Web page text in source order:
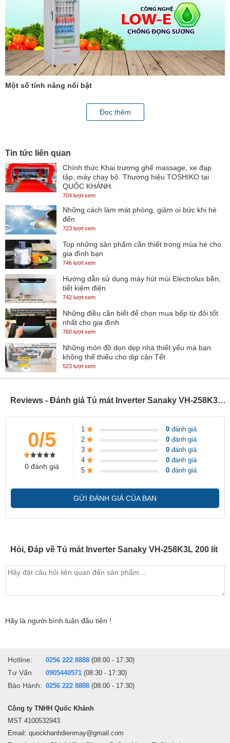
Một số tính năng nổi bật
VH-258K3L tích hợp công nghệ inverter, giúp tiết kiệm điện năng
tiêu thụ lên tới 50% so với những dòng tủ thông thường.
chống tia cực tím: Làm giảm sự phát tán, hấp thụ nhiệt và ngăn
chặn tia cực tím làm ảnh hưởng đến thực phẩm bảo quản trong tủ.
Cùng với đó nó cũng giúp tăng khả ăng giữ nhiệt, ngăn chặn và
làm giảm sự truyền nhiệt từ ngoài vào trong tủ hay từ trong tủ ra
môi trường bên ngoài, giúp giảm điện năng tiêu thụ. Kết hợp với hệ
thống sưởi kính từ lốc nén giúp hạn chế tối đa tình trạng đọng
sương trên cánh kính.
Hệ thống đèn LED chiếu sáng dọc bên hông tủ siêu tiết kiệm điện.
Lớp thành tủ dày giữ nhiệt tốt, lòng tủ mát bảo quản mát Sanaky
được làm bằng chất liệu nhựa ABS có tính dẻo dai và độ bền cao.
Ngoài ra đáy tủ có lỗ thoát nước giúp việc lau chùi vệ sinh tủ dễ
dàng hơn.
thể dễ dàng phân loại thực phẩm bảo quản và trưng bày hơn.
lạnh của tủ là 0-10 độ C.
Sanaky VH-258K3L sử dụng lốc máy nén khí do Panasonic sản
dàng hơn mà không tốn nhiều sức.
Đọc thêm
Tin tức liên quan
Chính thức Khai trương ghế massage, xe đạp
tập, máy chạy bộ. Thương hiệu TOSHIKO tại
QUỐC KHÁNH.
704 lượt xem
Những cách làm mát phòng, giảm oi bức khi hè
đến
723 lượt xem
Top những sản phẩm cần thiết trong mùa hè cho
gia đình bạn
746 lượt xem
Hướng dẫn sử dụng máy hút mùi Electrolux bền,
tiết kiệm điện
742 lượt xem
Những điều cần biết để chọn mua bếp từ đôi tốt
nhất cho gia đình
760 lượt xem
Những món đồ dọn dẹp nhà thiết yếu mà bạn
không thể thiếu cho dịp cận Tết
523 lượt xem
Reviews - Đánh giá Tủ mát Inverter Sanaky VH-258K3L 200 lít
0/5
0 đánh giá
1 0 đánh giá
2
0 đánh giá
3
0 đánh giá
4
0 đánh giá
5
0 đánh giá
GỬI ĐÁNH GIÁ CỦA BẠN
Hỏi, Đáp về Tủ mát Inverter Sanaky VH-258K3L 200 lít
Hãy là người bình luận đầu tiên !
Hotline: 0256 222 8888 (08:00 - 17:30)
Tư Vấn 0905440571 (08:30 - 17:30)
Bảo Hành: 0256 222 8888 (08:00 - 17:30)
Công ty TNHH Quốc Khánh
MST 4100532943
Email: quockhanhdienmay@gmail.com